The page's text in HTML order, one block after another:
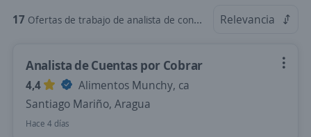
17 Ofertas de trabajo de analista de contabilidad en Aragua Relevancia
Analista de Cuentas por Cobrar
4,4
Alimentos Munchy, ca
Santiago Mariño, Aragua
Hace 4 días